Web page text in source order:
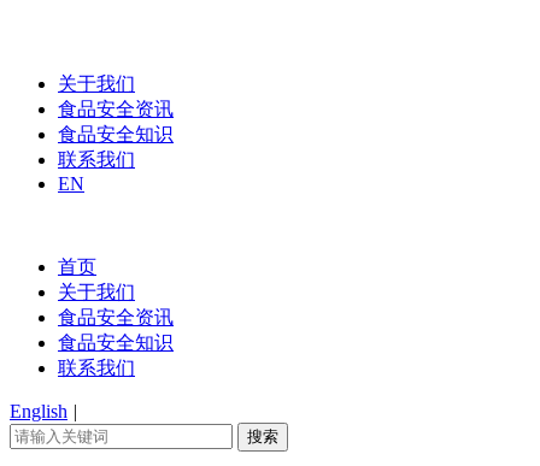
关于我们
食品安全资讯
食品安全知识
联系我们
EN
首页
关于我们
食品安全资讯
食品安全知识
联系我们
English |